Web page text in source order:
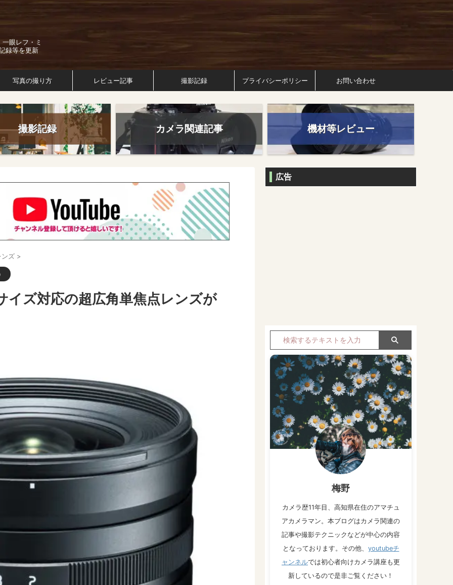
眼レフ・ミ
録等を更新
写真の撮り方 レビュー記事 撮影記録 プライバシーポリシー お問い合わせ
撮影記録 カメラ関連記事 機材等レビュー
ンズ >
イズ対応の超広角単焦点レンズが
広告
梅野
カメラ歴11年目、高知県在住のアマチュ
アカメラマン。本ブログはカメラ関連の
記事や撮影テクニックなどが中心の内容
となっております。その他、 youtubeチ
ャンネルでは初心者向けカメラ講座も更
新しているので是非ご覧ください！